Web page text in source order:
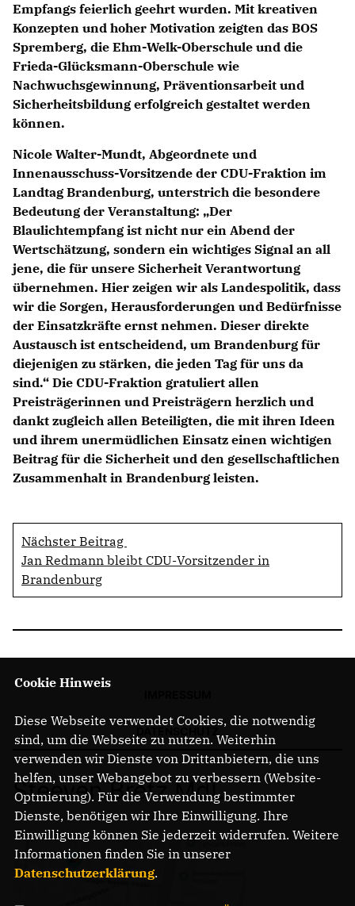
Empfangs feierlich geehrt wurden. Mit kreativen
Konzepten und hoher Motivation zeigten das BOS
Spremberg, die Ehm-Welk-Oberschule und die
Frieda-Glücksmann-Oberschule wie
Nachwuchsgewinnung, Präventionsarbeit und
Sicherheitsbildung erfolgreich gestaltet werden
können.
Nicole Walter-Mundt, Abgeordnete und
Innenausschuss-Vorsitzende der CDU-Fraktion im
Landtag Brandenburg, unterstrich die besondere
Bedeutung der Veranstaltung: „Der
Blaulichtempfang ist nicht nur ein Abend der
Wertschätzung, sondern ein wichtiges Signal an all
jene, die für unsere Sicherheit Verantwortung
übernehmen. Hier zeigen wir als Landespolitik, dass
wir die Sorgen, Herausforderungen und Bedürfnisse
der Einsatzkräfte ernst nehmen. Dieser direkte
Austausch ist entscheidend, um Brandenburg für
diejenigen zu stärken, die jeden Tag für uns da
sind.“ Die CDU-Fraktion gratuliert allen
Preisträgerinnen und Preisträgern herzlich und
dankt zugleich allen Beteiligten, die mit ihren Ideen
und ihrem unermüdlichen Einsatz einen wichtigen
Beitrag für die Sicherheit und den gesellschaftlichen
Zusammenhalt in Brandenburg leisten.
Nächster Beitrag
Jan Redmann bleibt CDU-Vorsitzender in
Brandenburg
Steeven Bretz MdL
Cookie Hinweis
Diese Webseite verwendet Cookies, die notwendig
sind, um die Webseite zu nutzen. Weiterhin
verwenden wir Dienste von Drittanbietern, die uns
helfen, unser Webangebot zu verbessern (Website-
Optmierung). Für die Verwendung bestimmter
Dienste, benötigen wir Ihre Einwilligung. Ihre
Einwilligung können Sie jederzeit widerrufen. Weitere
Informationen finden Sie in unserer
Datenschutzerklärung.